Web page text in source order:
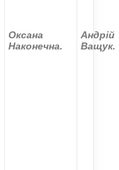
Оксана
Наконечна.
Андрій
Ващук.